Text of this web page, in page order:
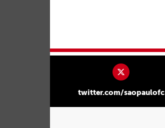
twitter.com/saopaulofc